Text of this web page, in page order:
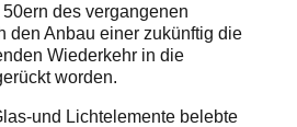
Jobs
des vergangenen
den Anbau einer zukünftig die
Wiederkehr in die
worden.
und Lichtelemente belebte